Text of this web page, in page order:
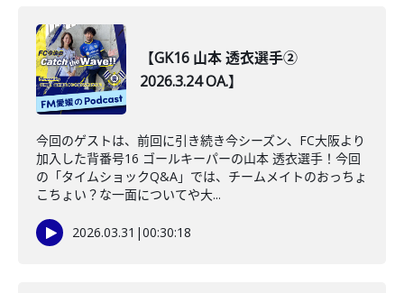
【GK16 山本 透衣選手②
2026.3.24 OA.】
今回のゲストは、前回に引き続き今シーズン、FC大阪より
加入した背番号16 ゴールキーパーの山本 透衣選手！今回
の「タイムショックQ&A」では、チームメイトのおっちょ
こちょい？な一面についてや大...
2026.03.31 |00:30:18